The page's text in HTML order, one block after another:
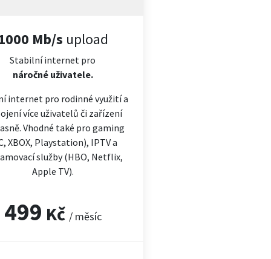
Mb/s upload
Stabilní internet pro
náročnéuživatele.
internet pro rodinné využití a
více uživatelů či zařízení
Vhodné také pro gaming
XBOX, Playstation), IPTV a
služby (HBO, Netflix,
Apple TV).
499 Kč / měsíc